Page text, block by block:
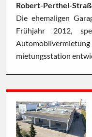
Robert-Perthel-
Die ehemaligen
Frühjahr 2012,
mietungsstation